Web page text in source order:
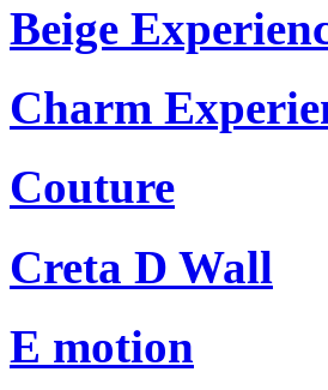
Beige
Charm
Couture
Creta D Wall
E motion